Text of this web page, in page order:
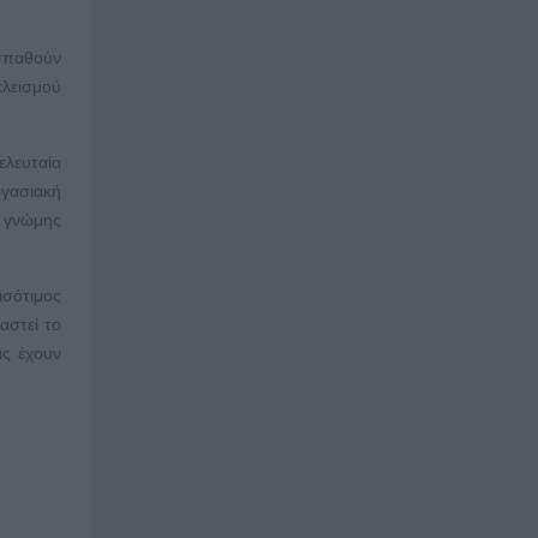
γνώμης
το
έχουν